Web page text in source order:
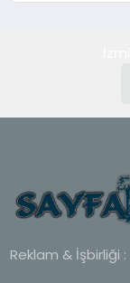
Reklam & İşbirliği :